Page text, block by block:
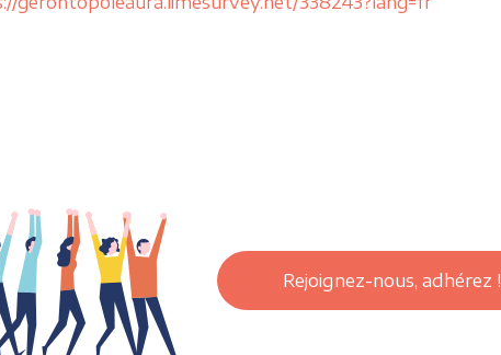
Rejoignez-nous, adhérez !